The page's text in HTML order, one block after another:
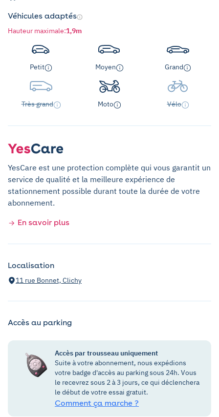
Véhicules adaptés
Hauteur maximale:1,9m
Petit Moyen Grand
Très grand Moto Vélo
YesCare est une protection complète qui vous garantit un
service de qualité et la meilleure expérience de
stationnement possible durant toute la durée de votre
abonnement.
En savoir plus
Localisation
11 rue Bonnet, Clichy
Accès au parking
Accès par trousseau uniquement
Suite à votre abonnement, nous expédions
votre badge d'accès au parking sous 24h. Vous
le recevrez sous 2 à 3 jours, ce qui déclenchera
le début de votre essai gratuit.
Comment ça marche ?